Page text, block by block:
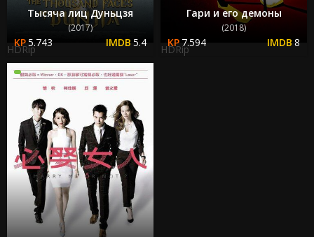
Тысяча лиц Дуньцзя
(2017)
5.743 5.4
HDRip
Гари и его демоны
(2018)
7.594 8
HDRip